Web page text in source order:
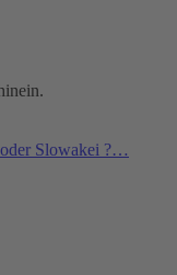
Slowakei ?…